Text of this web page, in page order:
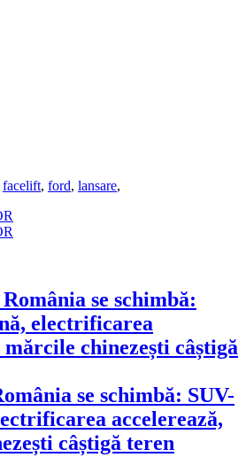
facelift, ford, lansare,
se schimbă: SUV-
accelerează,
câștigă teren